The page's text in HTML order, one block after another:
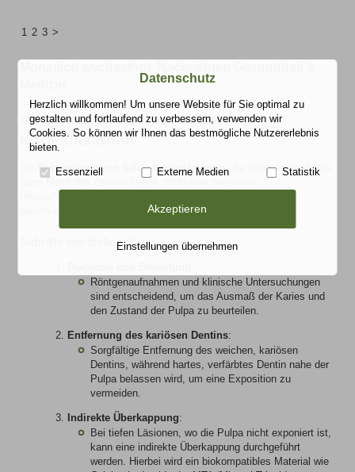
1 2 3 >
Vorgehensweise bei tiefen
Kariesläsionen
Behandlung von tiefen Kariesläsionen, die nahe an der Pulpa
gleichzeitig die Karies effektiv zu behandeln.
Schritte der Behandlung
Röntgenaufnahmen und klinische Untersuchungen
sind entscheidend, um das Ausmaß der Karies und
den Zustand der Pulpa zu beurteilen.
Entfernung des kariösen Dentins:
Sorgfältige Entfernung des weichen, kariösen
Dentins, während hartes, verfärbtes Dentin nahe der
Pulpa belassen wird, um eine Exposition zu
vermeiden.
Indirekte Überkappung:
Bei tiefen Läsionen, wo die Pulpa nicht exponiert ist,
kann eine indirekte Überkappung durchgeführt
werden. Hierbei wird ein biokompatibles Material wie
Datenschutz
Herzlich willkommen! Um unsere Website für Sie optimal zu
gestalten und fortlaufend zu verbessern, verwenden wir
Cookies. So können wir Ihnen das bestmögliche Nutzererlebnis
bieten.
Essenziell Externe Medien Statistik
Akzeptieren
Einstellungen übernehmen